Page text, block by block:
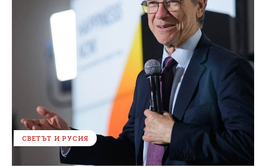
СВЕТЪТ И РУСИЯ